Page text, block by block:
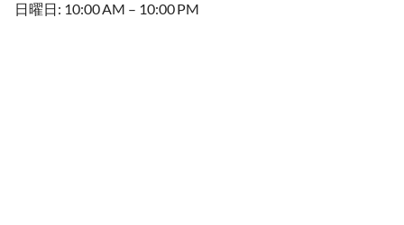
日曜日: 10:00 AM – 10:00 PM